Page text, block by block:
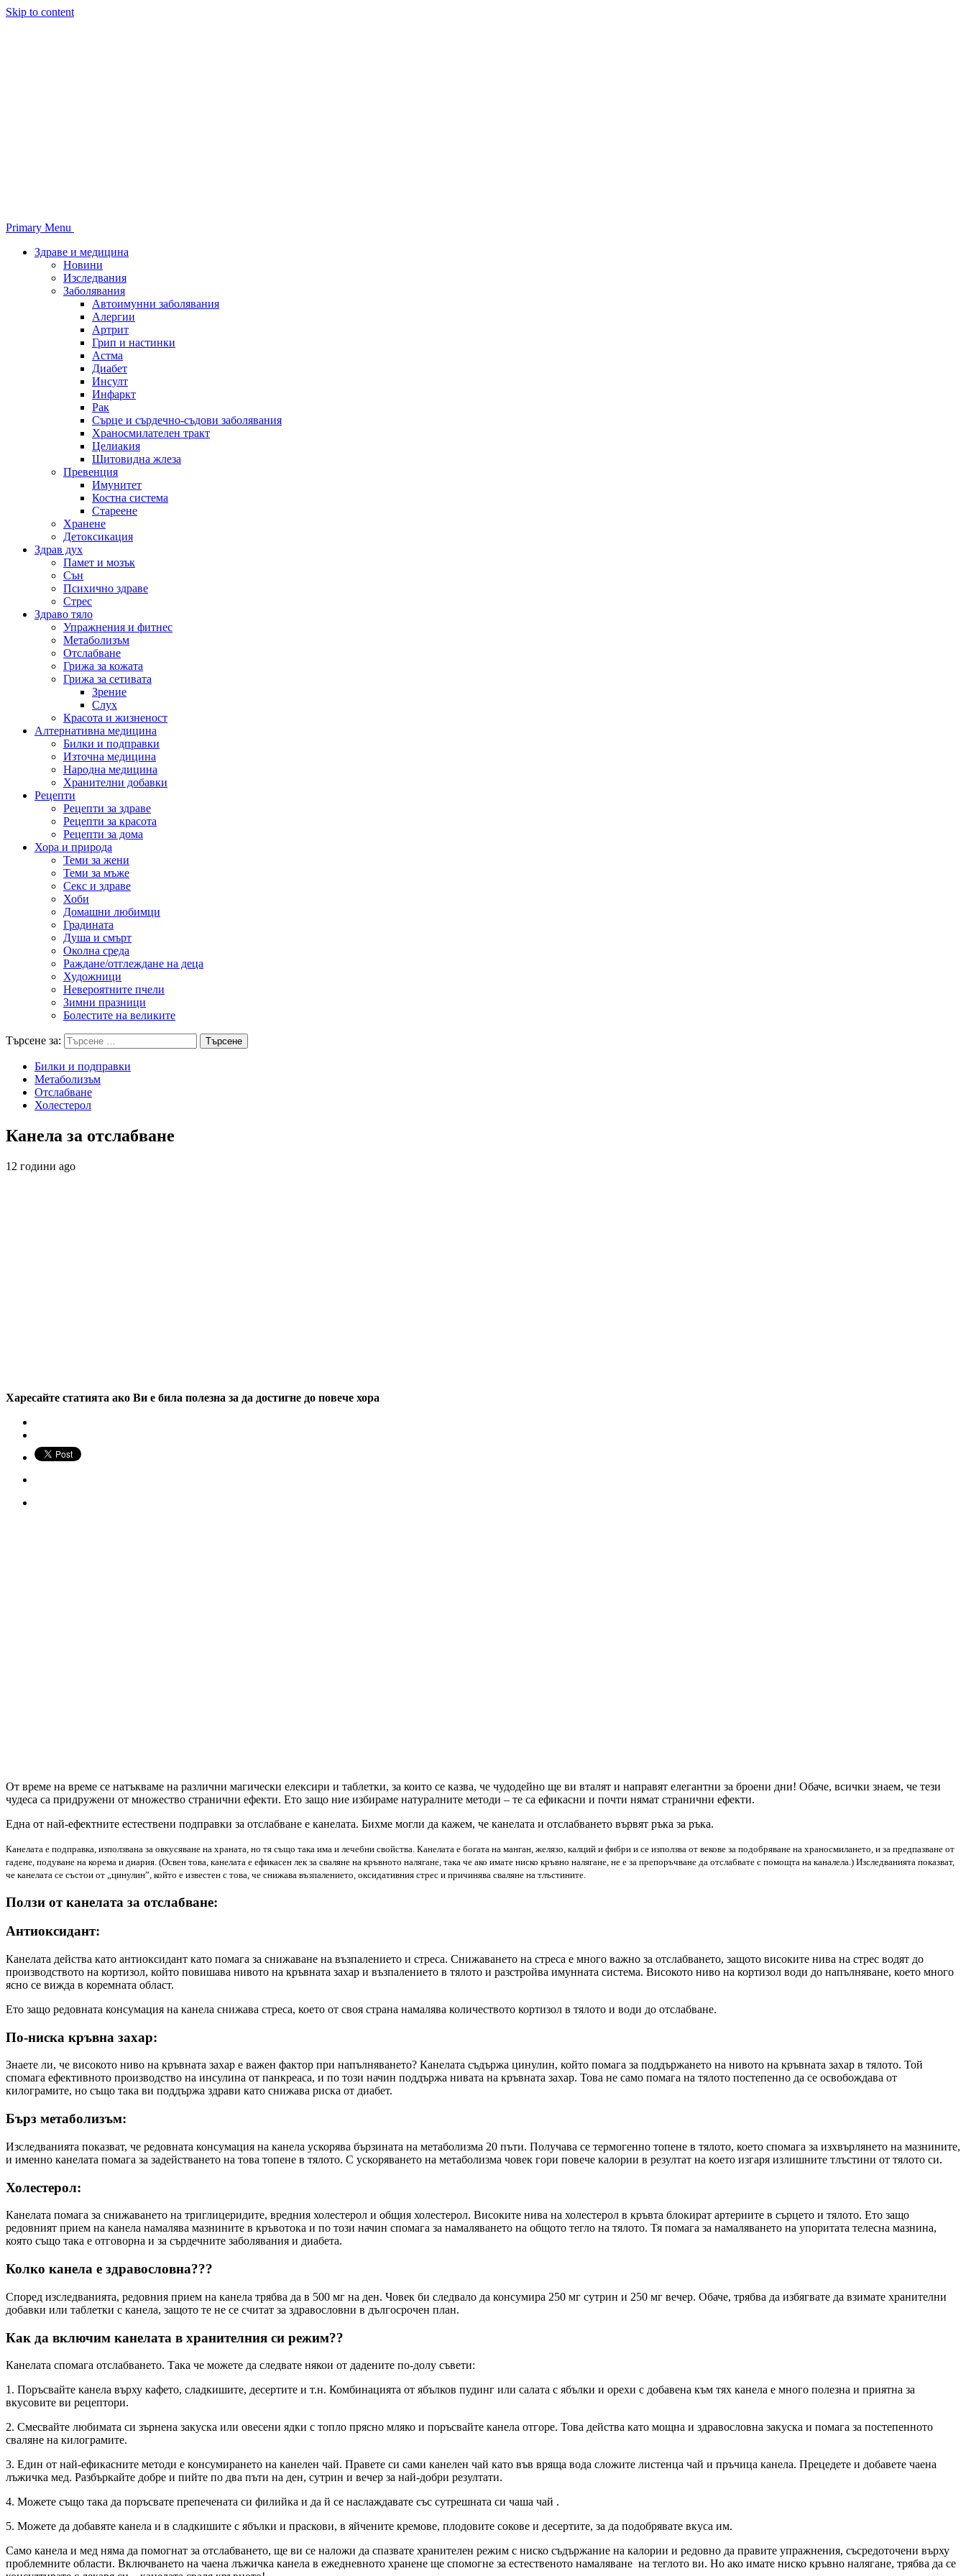
Skip to content
Primary Menu
Здраве и медицина
Новини
Изследвания
Заболявания
Автоимунни заболявания
Алергии
Артрит
Грип и настинки
Астма
Диабет
Инсулт
Инфаркт
Рак
Сърце и сърдечно-съдови заболявания
Храносмилателен тракт
Целиакия
Щитовидна жлеза
Превенция
Имунитет
Костна система
Стареене
Хранене
Детоксикация
Здрав дух
Памет и мозък
Сън
Психично здраве
Стрес
Здраво тяло
Упражнения и фитнес
Метаболизъм
Отслабване
Грижа за кожата
Грижа за сетивата
Зрение
Слух
Красота и жизненост
Алтернативна медицина
Билки и подправки
Източна медицина
Народна медицина
Хранителни добавки
Рецепти
Рецепти за здраве
Рецепти за красота
Рецепти за дома
Хора и природа
Теми за жени
Теми за мъже
Секс и здраве
Хоби
Домашни любимци
Градината
Душа и смърт
Околна среда
Раждане/отглеждане на деца
Художници
Невероятните пчели
Зимни празници
Болестите на великите
Търсене за:
Билки и подправки
Метаболизъм
Отслабване
Холестерол
Канела за отслабване
12 години ago
Харесайте статията ако Ви е била полезна за да достигне до повече хора
От време на време се натъкваме на различни магически елексири и таблетки, за които се казва, че чудодейно ще ви вталят и направят елегантни за броени дни! Обаче, всички знаем, че тези
чудеса са придружени от множество странични ефекти. Ето защо ние избираме натуралните методи – те са ефикасни и почти нямат странични ефекти.
Една от най-ефектните естествени подправки за отслабване е канелата. Бихме могли да кажем, че канелата и отслабването вървят ръка за ръка.
Канелата е подправка, използвана за овкусяване на храната, но тя също така има и лечебни свойства. Канелата е богата на манган, желязо, калций и фибри и се използва от векове за подобряване на храносмилането, и за предпазване от
гадене, подуване на корема и диария. (Освен това, канелата е ефикасен лек за сваляне на кръвното налягане, така че ако имате ниско кръвно налягане, не е за препоръчване да отслабвате с помощта на каналела.) Изследванията показват,
че канелата се състои от „цинулин”, който е известен с това, че снижава възпалението, оксидативния стрес и причинява сваляне на тлъстините.
Ползи от канелата за отслабване:
Антиоксидант:
Канелата действа като антиоксидант като помага за снижаване на възпалението и стреса. Снижаването на стреса е много важно за отслабването, защото високите нива на стрес водят до
производството на кортизол, който повишава нивото на кръвната захар и възпалението в тялото и разстройва имунната система. Високото ниво на кортизол води до напълняване, което много
ясно се вижда в коремната област.
Ето защо редовната консумация на канела снижава стреса, което от своя страна намалява количеството кортизол в тялото и води до отслабване.
По-ниска кръвна захар:
Знаете ли, че високото ниво на кръвната захар е важен фактор при напълняването? Канелата съдържа цинулин, който помага за поддържането на нивото на кръвната захар в тялото. Той
спомага ефективното производство на инсулина от панкреаса, и по този начин поддържа нивата на кръвната захар. Това не само помага на тялото постепенно да се освобождава от
килограмите, но също така ви поддържа здрави като снижава риска от диабет.
Бърз метаболизъм:
Изследванията показват, че редовната консумация на канела ускорява бързината на метаболизма 20 пъти. Получава се термогенно топене в тялото, което спомага за изхвърлянето на мазнините,
и именно канелата помага за задействането на това топене в тялото. С ускоряването на метаболизма човек гори повече калории в резултат на което изгаря излишните тлъстини от тялото си.
Холестерол:
Канелата помага за снижаването на триглицеридите, вредния холестерол и общия холестерол. Високите нива на холестерол в кръвта блокират артериите в сърцето и тялото. Ето защо
редовният прием на канела намалява мазнините в кръвотока и по този начин спомага за намаляването на общото тегло на тялото. Тя помага за намаляването на упоритата телесна мазнина,
която също така е отговорна и за сърдечните заболявания и диабета.
Колко канела е здравословна???
Според изследванията, редовния прием на канела трябва да в 500 мг на ден. Човек би следвало да консумира 250 мг сутрин и 250 мг вечер. Обаче, трябва да избягвате да взимате хранителни
добавки или таблетки с канела, защото те не се считат за здравословни в дългосрочен план.
Как да включим канелата в хранителния си режим??
Канелата спомага отслабването. Така че можете да следвате някои от дадените по-долу съвети:
1. Поръсвайте канела върху кафето, сладкишите, десертите и т.н. Комбинацията от ябълков пудинг или салата с ябълки и орехи с добавена към тях канела е много полезна и приятна за
вкусовите ви рецептори.
2. Смесвайте любимата си зърнена закуска или овесени ядки с топло прясно мляко и поръсвайте канела отгоре. Това действа като мощна и здравословна закуска и помага за постепенното
сваляне на килограмите.
3. Един от най-ефикасните методи е консумирането на канелен чай. Правете си сами канелен чай като във вряща вода сложите листенца чай и пръчица канела. Прецедете и добавете чаена
лъжичка мед. Разбъркайте добре и пийте по два пъти на ден, сутрин и вечер за най-добри резултати.
4. Можете също така да поръсвате препечената си филийка и да й се наслаждавате със сутрешната си чаша чай .
5. Можете да добавяте канела и в сладкишите с ябълки и праскови, в яйчените кремове, плодовите сокове и десертите, за да подобрявате вкуса им.
Само канела и мед няма да помогнат за отслабването, ще ви се наложи да спазвате хранителен режим с ниско съдържание на калории и редовно да правите упражнения, съсредоточени върху
проблемните области. Включването на чаена лъжичка канела в ежедневното хранене ще спомогне за естественото намаляване на теглото ви. Но ако имате ниско кръвно налягане, трябва да се